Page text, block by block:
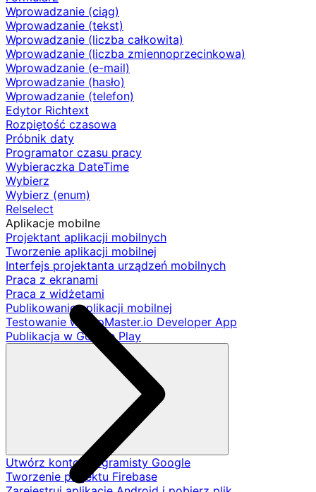
Wprowadzanie (ciąg)
Wprowadzanie (tekst)
Wprowadzanie (liczba całkowita)
Wprowadzanie (liczba zmiennoprzecinkowa)
Wprowadzanie (e-mail)
Wprowadzanie (hasło)
Wprowadzanie (telefon)
Edytor Richtext
Rozpiętość czasowa
Próbnik daty
Programator czasu pracy
Wybieraczka DateTime
Wybierz
Wybierz (enum)
Relselect
Aplikacje mobilne
Projektant aplikacji mobilnych
Tworzenie aplikacji mobilnej
Interfejs projektanta urządzeń mobilnych
Praca z ekranami
Praca z widżetami
Publikowanie aplikacji mobilnej
Testowanie w AppMaster.io Developer App
Publikacja w Google Play
Utwórz konto programisty Google
Tworzenie projektu Firebase